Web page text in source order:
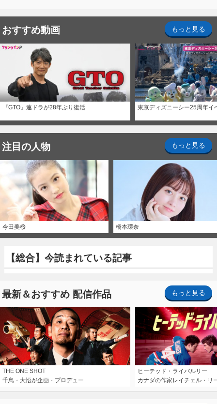
おすすめ動画 もっと見る
『GTO』連ドラが28年ぶり復活 東京ディズニーシー25周年イ
注目の人物 もっと見る
今田美桜 橋本環奈
【総合】今読まれている記事
最新＆おすすめ 配信作品 もっと見る
THE ONE SHOT
千鳥・大悟が企画・プロデュー…
ヒーテッド・ライバルリー
カナダの作家レイチェル・リ